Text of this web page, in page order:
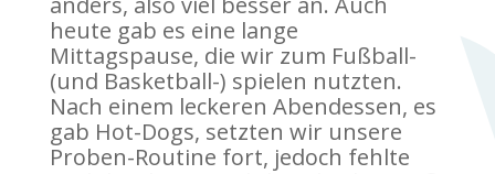
heute gab es eine lange
Mittagspause, die wir zum Fußball-
(und Basketball-) spielen nutzten.
Nach einem leckeren Abendessen, es
gab Hot-Dogs, setzten wir unsere
Proben-Routine fort, jedoch fehlte